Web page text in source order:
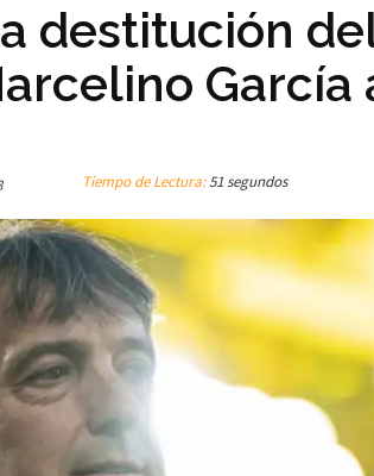
destitución
García
Tiempo de Lectura:51 segundos